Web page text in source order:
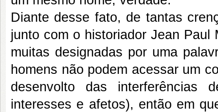
Diante desse fato, de tantas
junto com o historiador Jean Paul
muitas designadas por uma
homens não podem acessar um
desenvolto das interferências
interesses e afetos), então em